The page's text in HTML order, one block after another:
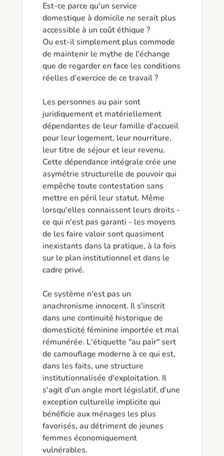
Est-ce parce qu'un service
domestique à domicile ne serait plus
accessible à un coût éthique ?
Ou est-il simplement plus commode
de maintenir le mythe de l'échange
que de regarder en face les conditions
réelles d'exercice de ce travail ?
Les personnes au pair sont
juridiquement et matériellement
dépendantes de leur famille d'accueil
pour leur logement, leur nourriture,
leur titre de séjour et leur revenu.
Cette dépendance intégrale crée une
asymétrie structurelle de pouvoir qui
empêche toute contestation sans
mettre en péril leur statut. Même
lorsqu'elles connaissent leurs droits -
ce qui n'est pas garanti - les moyens
de les faire valoir sont quasiment
inexistants dans la pratique, à la fois
sur le plan institutionnel et dans le
cadre privé.
Ce système n'est pas un
anachronisme innocent. Il s'inscrit
dans une continuité historique de
domesticité féminine importée et mal
rémunérée. L'étiquette "au pair" sert
de camouflage moderne à ce qui est,
dans les faits, une structure
institutionnalisée d'exploitation. Il
s'agit d'un angle mort législatif, d'une
exception culturelle implicite qui
bénéficie aux ménages les plus
favorisés, au détriment de jeunes
femmes économiquement
vulnérables.